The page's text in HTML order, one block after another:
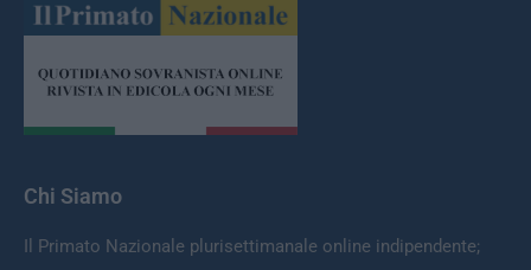
Chi Siamo
Il Primato Nazionale plurisettimanale online indipendente;